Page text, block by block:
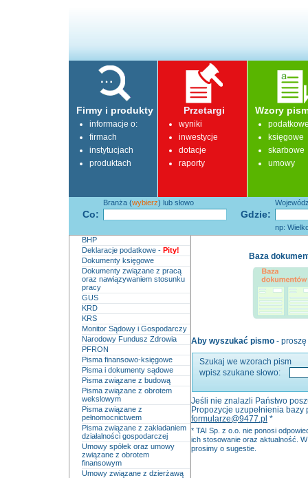
Firmy i produkty
informacje o:
firmach
instytucjach
produktach
Przetargi
wyniki
inwestycje
dotacje
raporty
Wzory
księgowe
skarbowe
umowy
Co: Gdzie:
Branża (wybierz) lub słowo
np:
BHP
Deklaracje podatkowe - Pity!
Dokumenty księgowe
Dokumenty związane z pracą
oraz nawiązywaniem stosunku
pracy
GUS
KRD
KRS
Monitor Sądowy i Gospodarczy
Narodowy Fundusz Zdrowia
PFRON
Pisma finansowo-księgowe
Pisma i dokumenty sądowe
Pisma związane z budową
Pisma związane z obrotem
wekslowym
Pisma związane z
pełnomocnictwem
Pisma związane z zakładaniem
działalności gospodarczej
Umowy spółek oraz umowy
związane z obrotem
finansowym
Umowy związane z dzierżawą
Baza
Aby wyszukać pismo -
Szukaj we wzorach pism
wpisz szukane słowo:
Jeśli nie znalazli Państwo
Propozycje uzupełnienia
formularze@9477.pl *
* TAI Sp. z o.o. nie ponosi
ich stosowanie oraz aktualność.
prosimy o sugestie.